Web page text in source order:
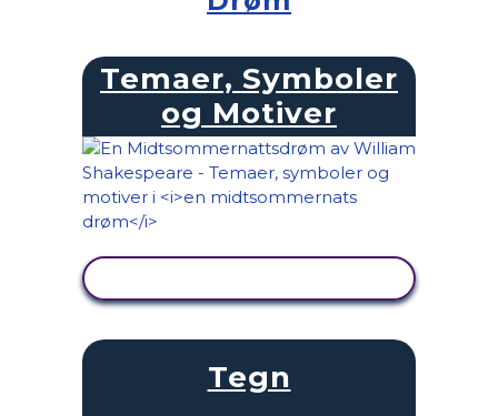
Temaer, Symboler
og Motiver
Tegn